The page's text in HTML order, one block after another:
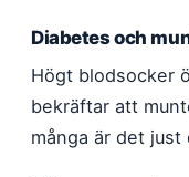
Diabetes och
Högt blodsocker
bekräftar att
många är det